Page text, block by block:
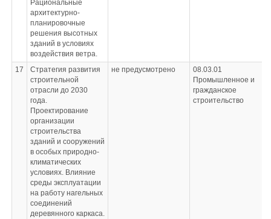
Рациональные
архитектурно-
планировочные
решения высотных
зданий в условиях
воздействия ветра.
17
Стратегия развития
строительной
отрасли до 2030
года.
Проектирование
организации
строительства
зданий и сооружений
в особых природно-
климатических
условиях. Влияние
среды эксплуатации
на работу нагельных
соединений
деревянного каркаса.
не предусмотрено
08.03.01
Промышленное и
гражданское
строительство